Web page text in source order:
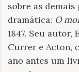
sobre as
dramática: O
1847. Seu autor,
Currer e Acton,
ano antes um